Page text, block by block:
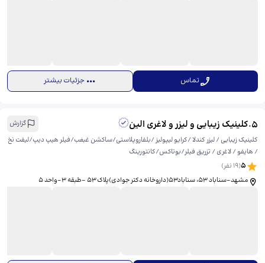
تماس جزئیات بیشتر
5
.کلینیک زیبایی و لیزر و لاغری الین
گزارش
کلینیک زیبایی / لیزر کندلا /کرایو لیپولیز /بلفاروپلاستی/ساکشن غبغب/فیلر هیپ دیپ/لیفت نخ
/ هایفو / لاغری / تزریق فیلر/بوتاکس/کانتورینگ
5
(
19 نفر)
مشهد-سناباد 53، ​سناباد۵۳(داروخانه دکتر جوادی)پلاک ۵۳ -طبقه ۳-واحد ۵